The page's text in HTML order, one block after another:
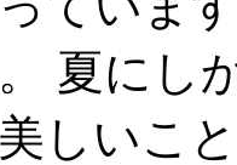
夏にし
しいこ